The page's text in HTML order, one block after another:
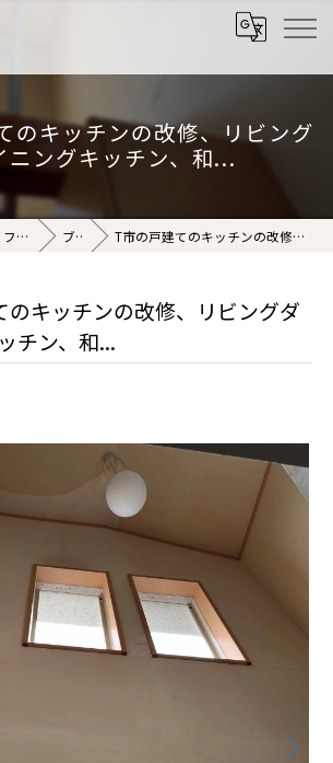
のキッチンの改修、リビング
ニングキッチン、和...
東京都八王子のリフォームなら株式会社H&C ブログ T市の戸建てのキッチンの改修、リビングダイニングキッチン、和...
のキッチンの改修、リビングダ
チン、和...